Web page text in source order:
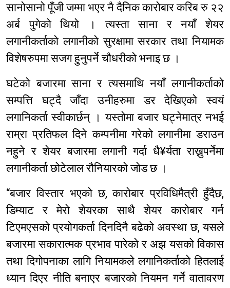
सानोसानो पूँजी जम्मा भएर नै दैनिक कारोबार करिब रु २२
अर्ब पुगेको थियो । त्यस्ता साना र नयाँ शेयर
लगानीकर्ताको लगानीको सुरक्षामा सरकार तथा नियामक
विशेषरुपमा सजग हुनुपर्ने चौधरीको भनाइ छ ।
घटेको बजारमा साना र त्यसमाथि नयाँ लगानीकर्ताको
सम्पत्ति घट्दै जाँदा उनीहरुमा डर देखिएको स्वयं
लगानिकर्ता स्वीकार्छन् । यस्तोमा बजार घट्नेमात्र नभई
राम्रा प्रतिफल दिने कम्पनीमा गरेको लगानीमा डराउन
नहुने र शेयर बजारमा लगानी गर्दा धै¥र्यता राख्नुपर्नेमा
लगानीकर्ता छोटेलाल रौनियारको जोड छ ।
“बजार विस्तार भएको छ, कारोबार प्रविधिमैत्री हुँदैछ,
डिम्याट र मेरो शेयरका साथै शेयर कारोबार गर्न
टिएमएसको प्रयोगकर्ता दिनदिनै बढेको अवस्था छ, यसले
बजारमा सकारात्मक प्रभाव पारेको र अझ यसको विकास
तथा दिगोपनाका लागि नियामकले लगानिकर्ताको हितलाई
ध्यान दिएर नीति बनाएर बजारको नियमन गर्ने वातावरण